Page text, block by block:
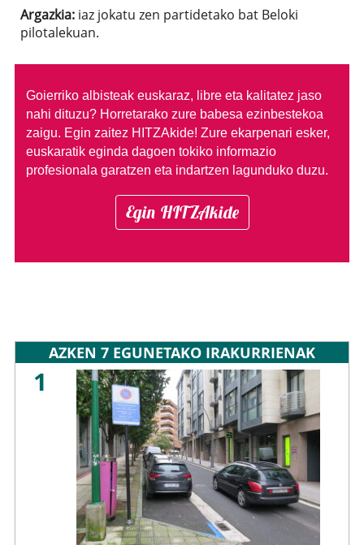
Argazkia:iaz jokatu zen partidetako bat Beloki
pilotalekuan.
Goierriko albisteak euskaraz, libre eta kalitatez jaso
nahi dituzu? Horretarako zure babesa ezinbestekoa
zaigu. Egin zaitez HITZAkide! Zure ekarpenari esker,
euskaratik eginda dagoen tokiko informazio
profesionala garatzen eta indartzen lagunduko duzu.
Egin HITZAkide
AZKEN 7 EGUNETAKO IRAKURRIENAK
1